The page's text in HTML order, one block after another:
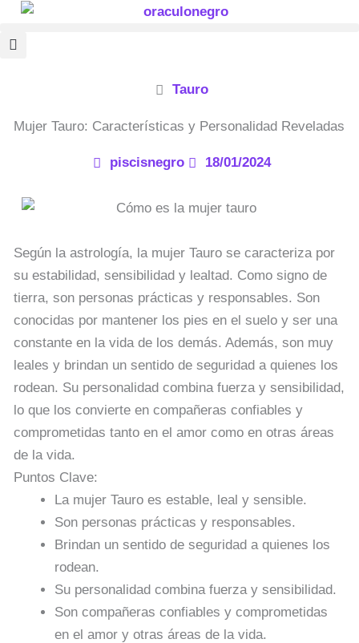
contenido
Tauro
Mujer Tauro: Características y Personalidad Reveladas
piscisnegro 18/01/2024
Según la astrología, la mujer Tauro se caracteriza por
su estabilidad, sensibilidad y lealtad. Como signo de
tierra, son personas prácticas y responsables. Son
conocidas por mantener los pies en el suelo y ser una
constante en la vida de los demás. Además, son muy
leales y brindan un sentido de seguridad a quienes los
rodean. Su personalidad combina fuerza y sensibilidad,
lo que los convierte en compañeras confiables y
comprometidas tanto en el amor como en otras áreas
de la vida.
Puntos Clave:
La mujer Tauro es estable, leal y sensible.
Son personas prácticas y responsables.
Brindan un sentido de seguridad a quienes los
rodean.
Su personalidad combina fuerza y sensibilidad.
Son compañeras confiables y comprometidas
en el amor y otras áreas de la vida.